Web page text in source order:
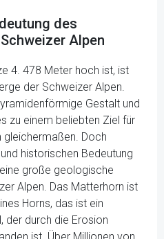
des
Alpen
4. 478 Meter hoch ist, ist
der Schweizer Alpen.
Gestalt und
zu einem beliebten Ziel für
gleichermaßen. Doch
historischen Bedeutung
große geologische
Alpen. Das Matterhorn ist
Horns, das ist ein
der durch die Erosion